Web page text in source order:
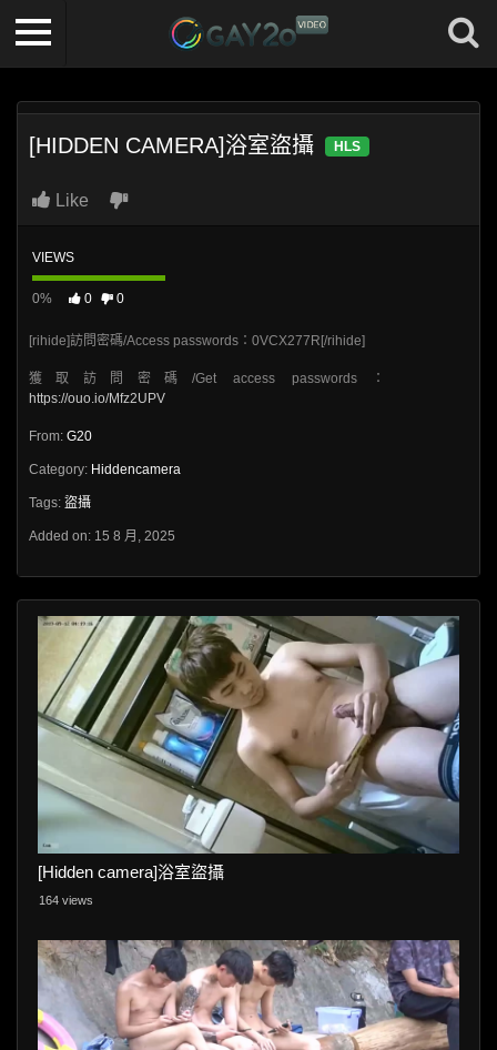
[HIDDEN CAMERA]浴室盜攝 HLS
Like
VIEWS
0% 0 0
[rihide]訪問密碼/Access passwords：0VCX277R[/rihide]
獲取訪問密碼/Get access passwords：
https://ouo.io/Mfz2UPV
From: G20
Category: Hiddencamera
Tags: 盜攝
Added on: 15 8 月, 2025
[Hidden camera]浴室盜攝
164 views